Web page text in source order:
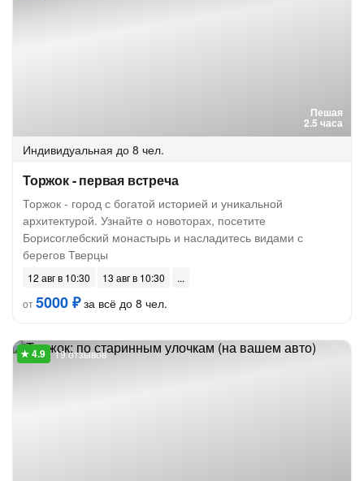
Пешая
2.5 часа
Индивидуальная до 8 чел.
Торжок - первая встреча
Торжок - город с богатой историей и уникальной
архитектурой. Узнайте о новоторах, посетите
Борисоглебский монастырь и насладитесь видами с
берегов Тверцы
12 авг в 10:30
13 авг в 10:30
от5000 ₽за всё до 8 чел.
19 отзывов